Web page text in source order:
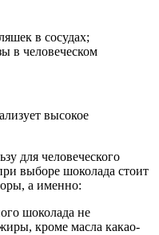
в сосудах;
в человеческом
высокое
для человеческого
выборе шоколада стоит
а именно:
шоколада не
кроме масла какао-